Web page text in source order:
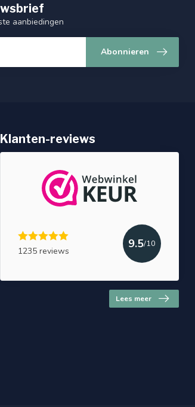
aanbiedingen
Abonnieren
Klanten-reviews
1235 reviews
9.5/10
Lees meer